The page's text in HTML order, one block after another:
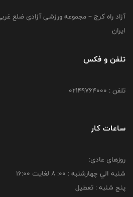
آزاد راه کرج – مجموعه ورزشی آزادی ضلع
ایران
تلفن و فکس
تلفن : 02149764000
ساعات کار
روزهای عادی:
شنبه الي چهارشنبه : 00: 8 لغايت 16:00
پنج شنبه : تعطیل